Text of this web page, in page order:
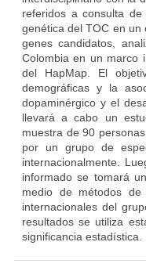
referidos a consulta
genética del TOC en un
genes candidatos,
Colombia en un marco
del HapMap. El
demográficas y la
dopaminérgico y el
llevará a cabo un
muestra de 90
por un grupo de
internacionalmente.
informado se tomará
medio de métodos de
internacionales del
resultados se utiliza
significancia estadística.